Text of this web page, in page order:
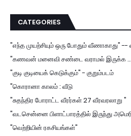
CATEGORIES
"எந்த முயற்சியும் ஒரு போதும் வீணாகாது" --
"கணவன் மனைவி சண்டை வராமல் இருக்க
"குடி குடியைக் கெடுக்கும்" - குறும்படம்
"கொரானா காலம் : வீடு
"சுதந்திர போராட்ட வீரர்கள் 27 வீரவரலாறு "
"வடசென்னை பிளாட்பாரத்தில் இருந்து
"வெற்றியின் ரகசியங்கள்"